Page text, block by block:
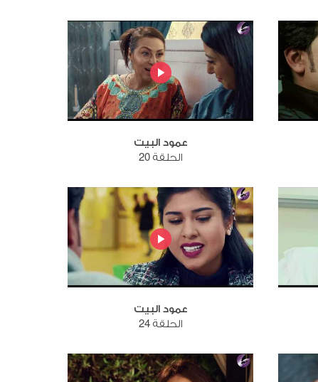
عمود البيت
الحلقة 20
عمود البيت
الحلقة 24